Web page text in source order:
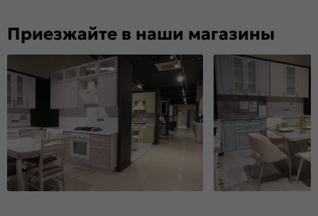
Приезжайте в наши магазины